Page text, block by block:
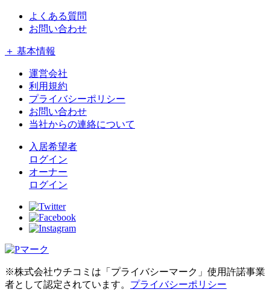
よくある質問
お問い合わせ
＋ 基本情報
運営会社
利用規約
プライバシーポリシー
お問い合わせ
当社からの連絡について
入居希望者
ログイン
オーナー
ログイン
※株式会社ウチコミは「プライバシーマーク」使用許諾事業
者として認定されています。 プライバシーポリシー